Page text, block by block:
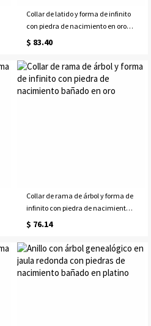
Collar de latido y forma de infinito
con piedra de nacimiento en oro
rosa
$ 83.40
Collar de rama de árbol y forma de
infinito con piedra de nacimiento
bañado en oro
$ 76.14